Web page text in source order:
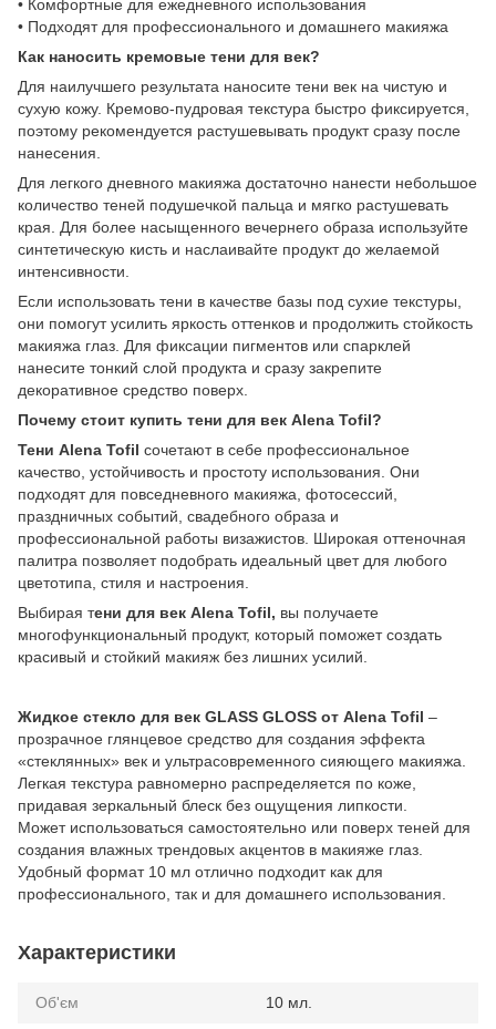
• Комфортные для ежедневного использования
• Подходят для профессионального и домашнего макияжа
Как наносить кремовые тени для век?
Для наилучшего результата наносите тени век на чистую и
сухую кожу. Кремово-пудровая текстура быстро фиксируется,
поэтому рекомендуется растушевывать продукт сразу после
нанесения.
Для легкого дневного макияжа достаточно нанести небольшое
количество теней подушечкой пальца и мягко растушевать
края. Для более насыщенного вечернего образа используйте
синтетическую кисть и наслаивайте продукт до желаемой
интенсивности.
Если использовать тени в качестве базы под сухие текстуры,
они помогут усилить яркость оттенков и продолжить стойкость
макияжа глаз. Для фиксации пигментов или спарклей
нанесите тонкий слой продукта и сразу закрепите
декоративное средство поверх.
Почему стоит купить тени для век Alena Tofil?
Тени Alena Tofil сочетают в себе профессиональное
качество, устойчивость и простоту использования. Они
подходят для повседневного макияжа, фотосессий,
праздничных событий, свадебного образа и
профессиональной работы визажистов. Широкая оттеночная
палитра позволяет подобрать идеальный цвет для любого
цветотипа, стиля и настроения.
Выбирая тени для век Alena Tofil, вы получаете
многофункциональный продукт, который поможет создать
красивый и стойкий макияж без лишних усилий.
Жидкое стекло для век GLASS GLOSS от Alena Tofil –
прозрачное глянцевое средство для создания эффекта
«стеклянных» век и ультрасовременного сияющего макияжа.
Легкая текстура равномерно распределяется по коже,
придавая зеркальный блеск без ощущения липкости.
Может использоваться самостоятельно или поверх теней для
создания влажных трендовых акцентов в макияже глаз.
Удобный формат 10 мл отлично подходит как для
профессионального, так и для домашнего использования.
Характеристики
Об'єм 10 мл.